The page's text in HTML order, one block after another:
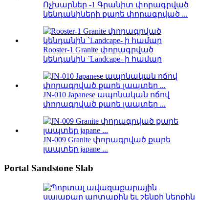
Ոչխարներ -1 Գրանիտ փորագրված
կենդանիների քարե փորագրված ...
Rooster-1 Granite փորագրված
կենդանին `Landcape- ի համար
JN-010 Japanese ապոնական ոճով
փորագրված քարե լապտեր ...
JN-009 Granite փորագրված քարե
լապտեր japane ...
Portal Sandstone Slab